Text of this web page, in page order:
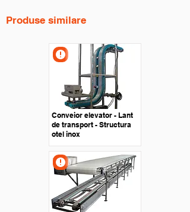
Produse similare
Conveior elevator - Lant
de transport - Structura
otel inox